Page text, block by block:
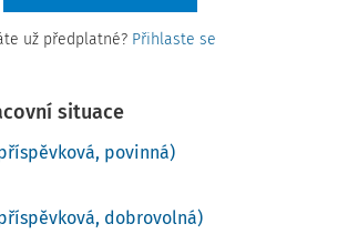
už předplatné? Přihlaste se
situace
povinná)
dobrovolná)